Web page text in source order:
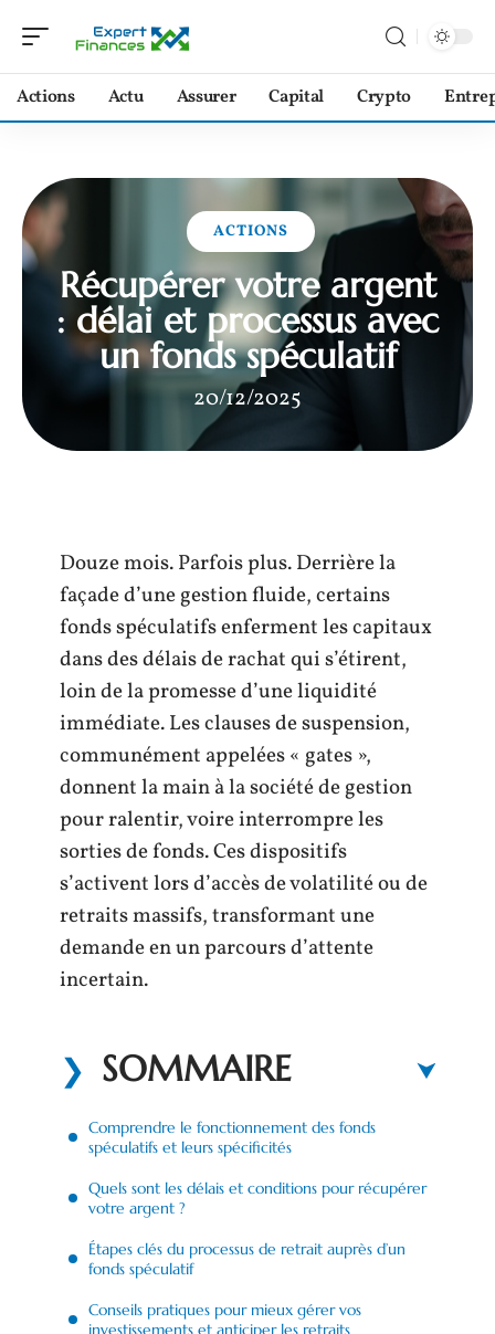
Actions Actu Assurer Capital Crypto
ACTIONS
Récupérer votre argent
: délai et processus avec
un fonds spéculatif
20/12/2025
Douze mois. Parfois plus. Derrière la
façade d’une gestion fluide, certains
fonds spéculatifs enferment les capitaux
dans des délais de rachat qui s’étirent,
loin de la promesse d’une liquidité
immédiate. Les clauses de suspension,
communément appelées « gates »,
donnent la main à la société de gestion
pour ralentir, voire interrompre les
sorties de fonds. Ces dispositifs
s’activent lors d’accès de volatilité ou de
retraits massifs, transformant une
demande en un parcours d’attente
incertain.
SOMMAIRE
Comprendre le fonctionnement des fonds
spéculatifs et leurs spécificités
Quels sont les délais et conditions pour récupérer
votre argent ?
Étapes clés du processus de retrait auprès d’un
fonds spéculatif
Conseils pratiques pour mieux gérer vos
investissements et anticiper les retraits